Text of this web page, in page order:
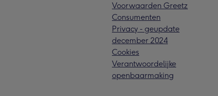
Voorwaarden Greetz
Consumenten
Privacy - geupdate
december 2024
Cookies
Verantwoordelijke
openbaarmaking